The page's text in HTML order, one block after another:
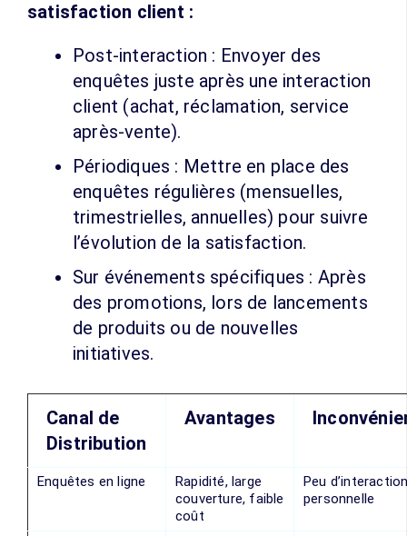
satisfaction client :
Post-interaction : Envoyer des
enquêtes juste après une interaction
client (achat, réclamation, service
après-vente).
Périodiques : Mettre en place des
enquêtes régulières (mensuelles,
trimestrielles, annuelles) pour suivre
l’évolution de la satisfaction.
Sur événements spécifiques : Après
des promotions, lors de lancements
de produits ou de nouvelles
initiatives.
Canal de
Distribution
Avantages
Enquêtes en ligne
Rapidité, large
couverture, faible
coût
Peu
personnelle